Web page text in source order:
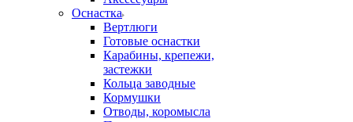
Оснастка
Вертлюги
Готовые оснастки
Карабины, крепежи,
застежки
Кольца заводные
Кормушки
Отводы, коромысла